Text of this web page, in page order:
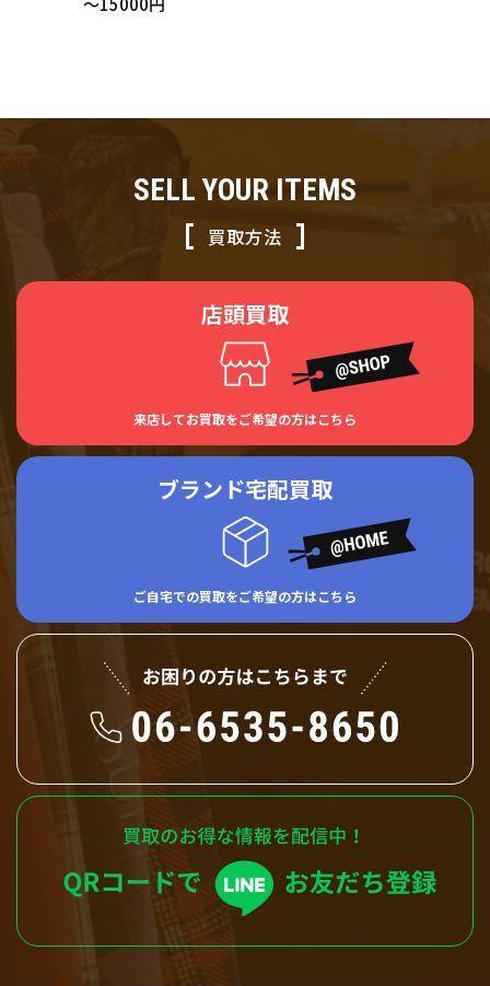
SELL YOUR ITEMS
買取方法
店頭買取
来店してお買取をご希望の方はこちら
ブランド宅配買取
ご自宅での買取をご希望の方はこちら